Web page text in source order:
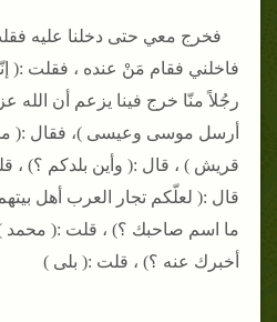
فخرج معي حتى دخلنا عليه
فاخلني فقام مَنْ عنده ، فقلت
رجُلاً منّا خرج فينا يزعم أن الله
أرسل موسى وعيسى )، فقال :(
قريش ) ، قال :( وأين بلدكم ؟) ،
قال :( لعلّكم تجار العرب أهل
ما اسم صاحبك ؟) ، قلت :( محمد )
أخبرك عنه ؟) ، قلت :( بلى )